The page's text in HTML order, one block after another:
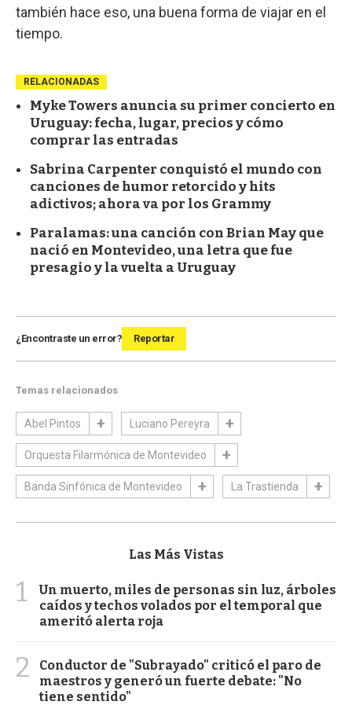
también hace eso, una buena forma de viajar en el
tiempo.
RELACIONADAS
Myke Towers anuncia su primer concierto en
Uruguay: fecha, lugar, precios y cómo
comprar las entradas
Sabrina Carpenter conquistó el mundo con
canciones de humor retorcido y hits
adictivos; ahora va por los Grammy
Paralamas: una canción con Brian May que
nació en Montevideo, una letra que fue
presagio y la vuelta a Uruguay
¿Encontraste un error? Reportar
Temas relacionados
Abel Pintos Luciano Pereyra
Orquesta Filarmónica de Montevideo
Banda Sinfónica de Montevideo La Trastienda
Las Más Vistas
1
Un muerto, miles de personas sin luz, árboles
caídos y techos volados por el temporal que
ameritó alerta roja
2
Conductor de "Subrayado" criticó el paro de
maestros y generó un fuerte debate: "No
tiene sentido"